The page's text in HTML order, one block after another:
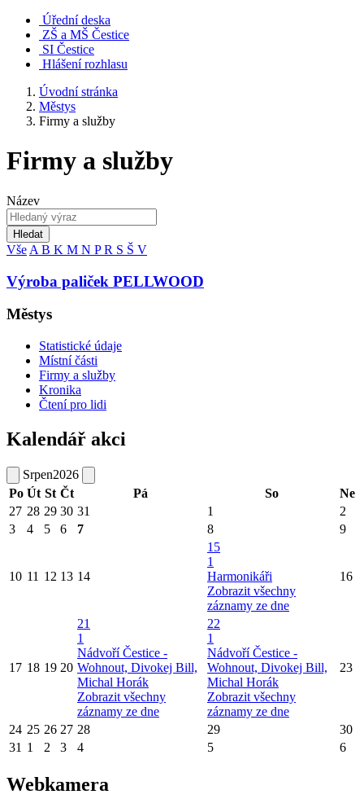
Úřední deska
ZŠ a MŠ Čestice
SI Čestice
Hlášení rozhlasu
Úvodní stránka
Městys
Firmy a služby
Firmy a služby
Název
Hledat
Vše A B K M N PR S Š V
Výroba paliček PELLWOOD
Městys
Statistické údaje
Místní části
Firmy a služby
Kronika
Čtení pro lidi
Kalendář akci
Srpen2026
Po Út St Čt Pá So
Ne
27 28 29 30 31 1
2
3
4 5 6 7 8 9
10 11 12 13 14
15
1
Harmonikáři
Zobrazit všechny
záznamy ze dne
16
17 18 19 20
21
1
Nádvoří Čestice -
Wohnout, Divokej Bill,
Michal Horák
Zobrazit všechny
záznamy ze dne
22
1
Nádvoří Čestice -
Wohnout, Divokej Bill,
Michal Horák
Zobrazit všechny
záznamy ze dne
23
24 25 26 27 28 29
30
31 1 2 3 4 5 6
Webkamera